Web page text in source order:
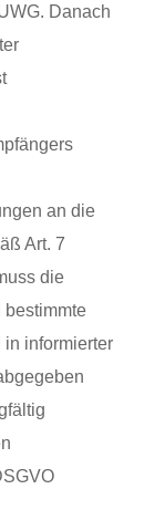
Danach
an die
Art. 7
die
informierter